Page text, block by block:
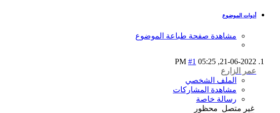
أدوات الموضوع
مشاهدة صفحة طباعة الموضوع
21-06-2022,
05:25 PM
#1
عمر الزارع
الملف الشخصي
مشاهدة المشاركات
رسالة خاصة
غير متصل محظور